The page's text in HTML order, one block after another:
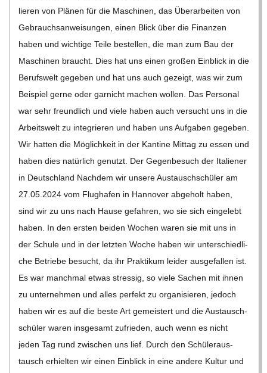
lie­ren von Plä­nen für die Maschi­nen, das Über­ar­bei­ten von
Gebrauchs­an­wei­sun­gen, einen Blick über die Finan­zen
haben und wich­tige Teile bestel­len, die man zum Bau der
Maschi­nen braucht. Dies hat uns einen gro­ßen Ein­blick in die
Berufs­welt gege­ben und hat uns auch gezeigt, was wir zum
Bei­spiel gerne oder gar­nicht machen wol­len. Das Per­so­nal
war sehr freund­lich und viele haben auch ver­sucht uns in die
Arbeits­welt zu inte­grie­ren und haben uns Auf­ga­ben gege­ben.
Wir hat­ten die Mög­lich­keit in der Kan­tine Mit­tag zu essen und
haben dies natür­lich genutzt. Der Gegen­be­such der Ita­lie­ner
in Deutsch­land Nach­dem wir unsere Aus­tausch­schü­ler am
27.05.2024 vom Flug­ha­fen in Han­no­ver abge­holt haben,
sind wir zu uns nach Hause gefah­ren, wo sie sich ein­ge­lebt
haben. In den ers­ten bei­den Wochen waren sie mit uns in
der Schule und in der letz­ten Woche haben wir unter­schied­li­
che Betriebe besucht, da ihr Prak­ti­kum lei­der aus­ge­fal­len ist.
Es war manch­mal etwas stres­sig, so viele Sachen mit ihnen
zu unter­neh­men und alles per­fekt zu orga­ni­sie­ren, jedoch
haben wir es auf die beste Art gemeis­tert und die Aus­tausch­
schü­ler waren ins­ge­samt zufrie­den, auch wenn es nicht
jeden Tag rund zwi­schen uns lief. Durch den Schü­ler­aus­
tausch erhiel­ten wir einen Ein­blick in eine andere Kul­tur und